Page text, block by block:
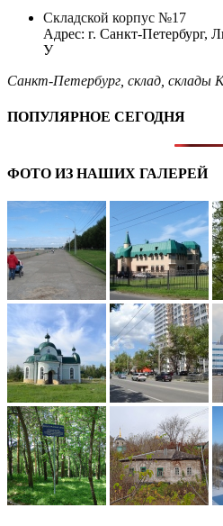
Складской корпус №17
Адрес: г. Санкт-Петербург,
У
Санкт-Петербург склад склады
ПОПУЛЯРНОЕ СЕГОДНЯ
ФОТО ИЗ НАШИХ ГАЛЕРЕЙ